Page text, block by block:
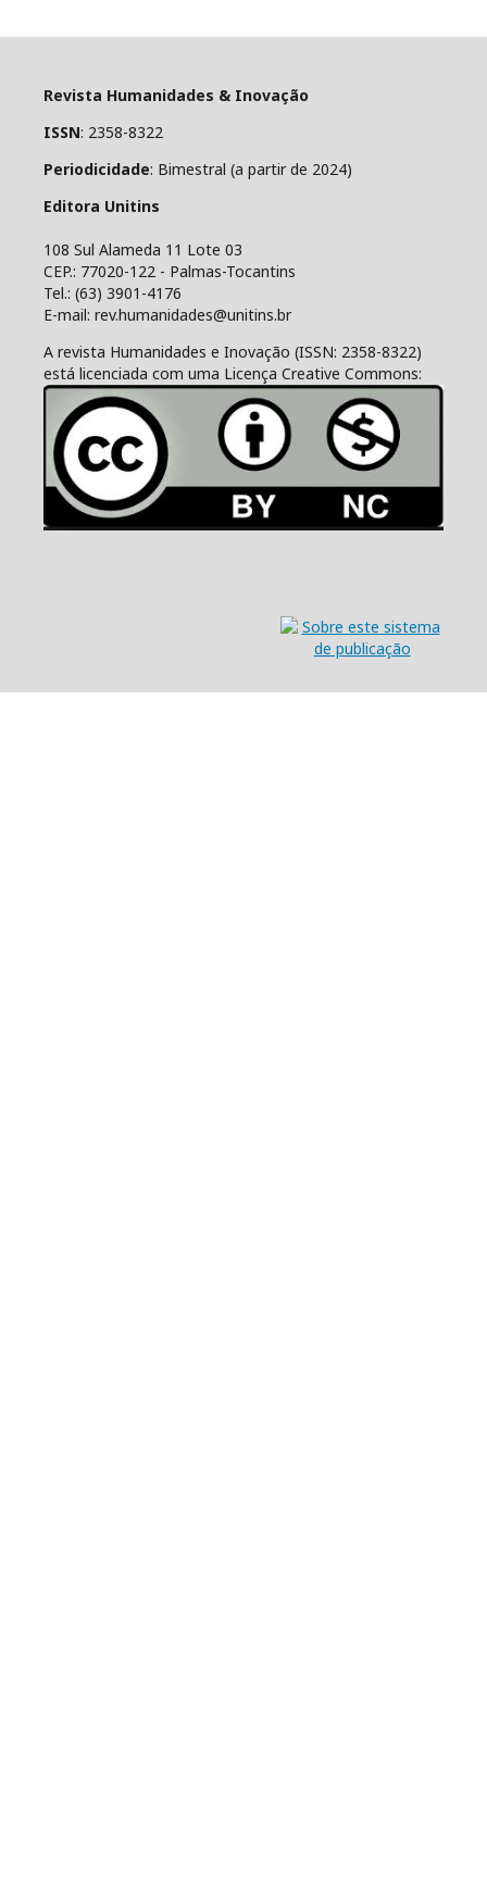
Revista Humanidades & Inovação
ISSN: 2358-8322
Periodicidade: Bimestral (a partir de 2024)
Editora Unitins
108 Sul Alameda 11 Lote 03
CEP.: 77020-122 - Palmas-Tocantins
Tel.: (63) 3901-4176
E-mail: rev.humanidades@unitins.br
A revista Humanidades e Inovação (ISSN: 2358-8322)
está licenciada com uma Licença Creative Commons: